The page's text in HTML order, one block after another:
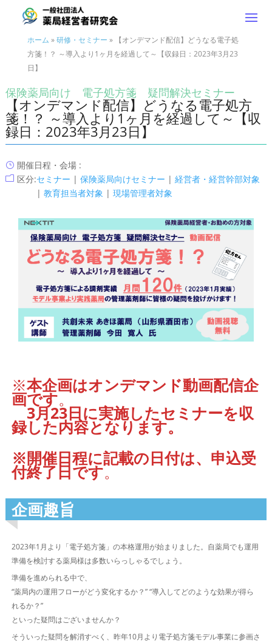
ホーム »研修・セミナー » 【オンデマンド配信】どうなる電子処
方箋！？ ～導入より1ヶ月を経過して～【収録日：2023年3月23
日】
保険薬局向け 電子処方箋 疑問解決セミナー
【オンデマンド配信】どうなる電子処方
箋！？ ～導入より1ヶ月を経過して～【収
録日：2023年3月23日】
} 開催日程・会場 :
m 区分:セミナー | 保険薬局向けセミナー | 経営者・経営幹部対象
| 教育担当者対象 | 現場管理者対象
※本企画はオンデマンド動画配信企
画です。
3月23日に実施したセミナーを収
録した内容となります。
※開催日程に記載の日付は、申込受
付終了日です。
企画趣旨
2023年1月より「電子処方箋」の本格運用が始まりました。自薬局でも運用
準備を検討する薬局様は多数いらっしゃるでしょう。
準備を進められる中で、
“薬局内の運用フローがどう変化するか？” “導入してどのような効果が得ら
れるか？”
といった疑問はございませんか？
そういった疑問を解消すべく、昨年10月より電子処方箋モデル事業に参画さ